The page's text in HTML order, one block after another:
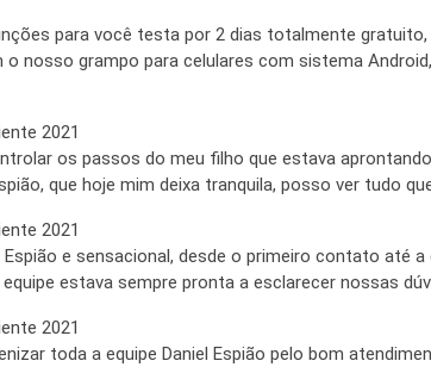
para você testa por 2 dias totalmente gratuito,
o nosso grampo para celulares com sistema
2021
os passos do meu filho que estava
que hoje mim deixa tranquila, posso ver tudo
2021
Espião e sensacional, desde o primeiro contato até
estava sempre pronta a esclarecer nossas
2021
toda a equipe Daniel Espião pelo bom